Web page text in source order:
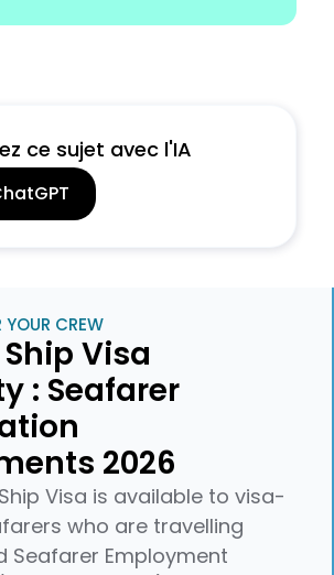
ce sujet avec l'IA
YOUR CREW
Visa
: Seafarer
2026
Visa is available to visa-
who are travelling
Seafarer Employment